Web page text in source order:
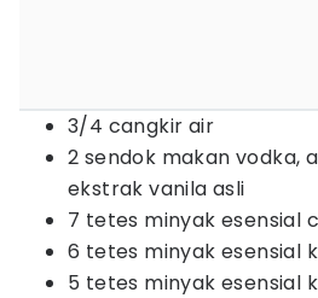
3/4 cangkir air
2 sendok makan vodka,
ekstrak vanila asli
7 tetes minyak esensial
6 tetes minyak esensial
5 tetes minyak esensial